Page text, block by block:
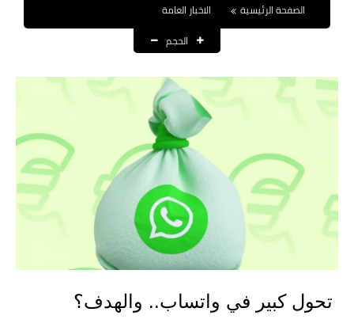
العقود والاجور اليومية
الرواتب والقروض
الرواتب
القروض والسلف
المنح المالية
قطع الاراضي
اخبار العراق
الاخبار السياسية
الصفحة الرئيسية
الاخبار العامة
الحجم
تحول كبير في واتساب.. والهدف؟